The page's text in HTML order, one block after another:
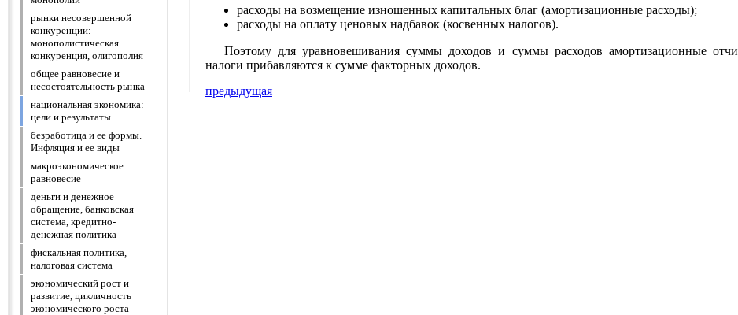
рынки несовершенной
конкуренции:
монополистическая
конкуренция, олигополия
общее равновесие и
несостоятельность рынка
национальная экономика:
цели и результаты
безработица и ее формы.
Инфляция и ее виды
макроэкономическое
равновесие
деньги и денежное
обращение, банковская
система, кредитно-
денежная политика
фискальная политика,
налоговая система
экономический рост и
развитие, цикличность
экономического роста
расходы на возмещение изношенных капитальных благ (амортизационные расходы);
расходы на оплату ценовых надбавок (косвенных налогов).
Поэтому для уравновешивания суммы доходов и суммы расходов амортизационные
налоги прибавляются к сумме факторных доходов.
предыдущая